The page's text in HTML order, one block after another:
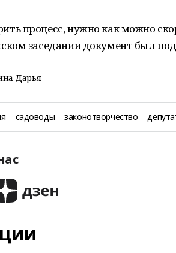
процесс, нужно как можно
заседании документ был
Дарья
садоводы законотворчество